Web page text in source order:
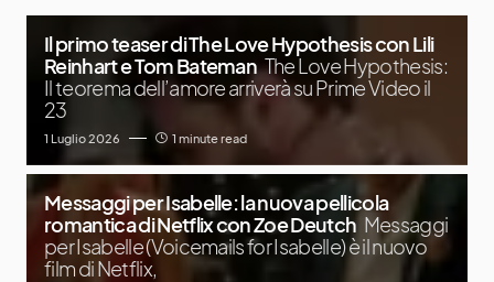
Il primo teaser di The Love Hypothesis con Lili
Reinhart e Tom Bateman The Love Hypothesis:
Il teorema dell’amore arriverà su Prime Video il
23
1 Luglio 2026 1 minute read
Messaggi per Isabelle: la nuova pellicola
romantica di Netflix con Zoe Deutch Messaggi
per Isabelle (Voicemails for Isabelle) è il nuovo
film di Netflix,